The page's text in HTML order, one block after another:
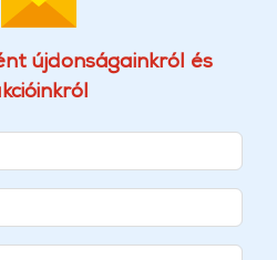
újdonságainkról és